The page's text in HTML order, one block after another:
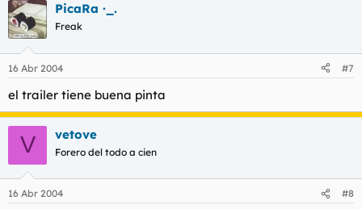
PicaRa ·_.
Freak
16 Abr 2004 #7
el trailer tiene buena pinta
V vetove
Forero del todo a cien
16 Abr 2004 #8